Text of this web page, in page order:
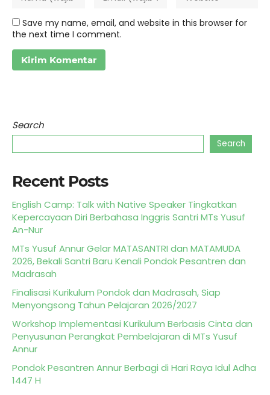
Save my name, email, and website in this browser for
the next time I comment.
Search
Search
Recent Posts
English Camp: Talk with Native Speaker Tingkatkan
Kepercayaan Diri Berbahasa Inggris Santri MTs Yusuf
An-Nur
MTs Yusuf Annur Gelar MATASANTRI dan MATAMUDA
2026, Bekali Santri Baru Kenali Pondok Pesantren dan
Madrasah
Finalisasi Kurikulum Pondok dan Madrasah, Siap
Menyongsong Tahun Pelajaran 2026/2027
Workshop Implementasi Kurikulum Berbasis Cinta dan
Penyusunan Perangkat Pembelajaran di MTs Yusuf
Annur
Pondok Pesantren Annur Berbagi di Hari Raya Idul Adha
1447 H